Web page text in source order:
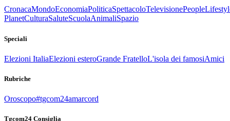
CronacaMondoEconomiaPoliticaSpettacoloTelevisionePeople
PlanetCulturaSaluteScuolaAnimaliSpazio
Speciali
Elezioni ItaliaElezioni esteroGrande FratelloL'isola dei famosiAmici
Rubriche
Oroscopo#tgcom24amarcord
Tgcom24 Consiglia